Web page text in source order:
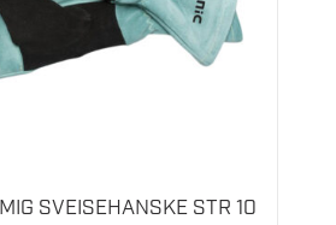
SVEISEHANSKE STR 10